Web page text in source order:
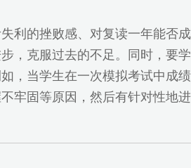
利的挫败感、对复读一年能否
，克服过去的不足。同时，要
，当学生在一次模拟考试中成
牢固等原因，然后有针对性地进